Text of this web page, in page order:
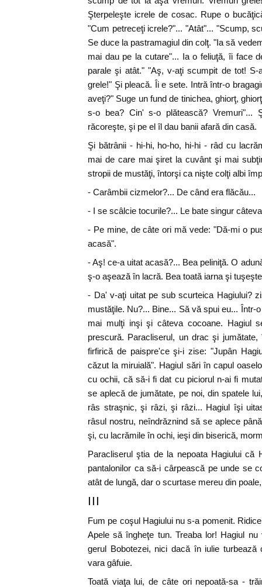
Şterpeleşte icrele de cosac. Rupe o
"Cum petreceţi icrele?"... "Atât"... "Scump,
Se duce la pastramagiul din colţ. "Ia să
mai dau pe la cutare"... Ia o feliuţă, îi face
parale şi atât." "Aş, v-aţi scumpit de tot! S-
grele!" Şi pleacă. Îi e sete. Intră într-o
aveţi?" Suge un fund de tinichea, ghiorţ,
s-o bea? Cin' s-o plătească? Vremuri"...
răcoreşte, şi pe el îl dau banii afară din casă.
Şi bătrânii - hi-hi, ho-ho, hi-hi - râd cu
mai de care mai şiret la cuvânt şi mai
stropii de mustăţi, întorşi ca nişte colţi albi
- Carâmbii cizmelor?... De când era flăcău...
- I se scâlcie tocurile?... Le bate singur
- Pe mine, de câte ori mă vede: "Dă-mi o
acasă".
- Aş! ce-a uitat acasă?... Bea peliniţă. O
ş-o aşează în lacră. Bea toată iarna şi
- Da' v-aţi uitat pe sub scurteica Hagiului?
mustăţile. Nu?... Bine... Să vă spui eu... Într-
mai mulţi inşi şi câteva cocoane. Hagiul
prescură. Paracliserul, un drac şi
firfirică de paispre'ce şi-i zise: "Jupân
căzut la miruială". Hagiul sări în capul
cu ochii, că să-i fi dat cu piciorul n-ai fi
se aplecă de jumătate, pe noi, din spatele
râs straşnic, şi râzi, şi râzi... Hagiul îşi
râsul nostru, neîndrăznind să se aplece
şi, cu lacrămile în ochi, ieşi din biserică,
Paracliserul ştia de la nepoata Hagiului că
pantalonilor ca să-i cârpească pe unde se
atât de lungă, dar o scurtase mereu din
III
Fum pe coşul Hagiului nu s-a pomenit.
Apele să îngheţe tun. Treaba lor! Hagiul
gerul Bobotezei, nici dacă în iulie turbează
vara gâfuie.
Toată viaţa lui, de câte ori nepoată-sa -